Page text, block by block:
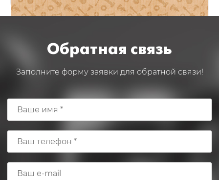
Обратная связь
Заполните форму заявки для обратной связи!